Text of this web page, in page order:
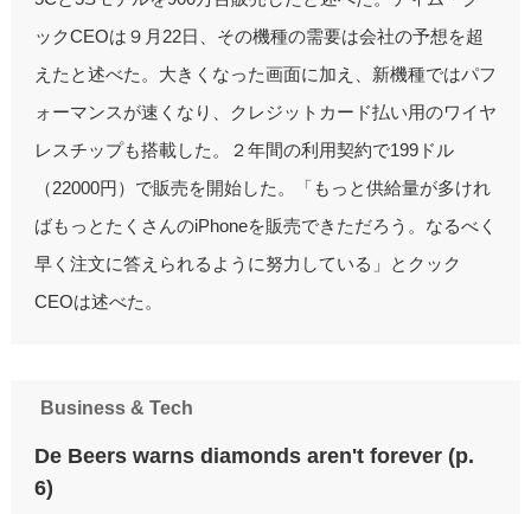
ックCEOは９月22日、その機種の需要は会社の予想を超
えたと述べた。大きくなった画面に加え、新機種ではパフ
ォーマンスが速くなり、クレジットカード払い用のワイヤ
レスチップも搭載した。２年間の利用契約で199ドル
（22000円）で販売を開始した。「もっと供給量が多けれ
ばもっとたくさんのiPhoneを販売できただろう。なるべく
早く注文に答えられるように努力している」とクック
CEOは述べた。
Business & Tech
De Beers warns diamonds aren't forever (p.
6)